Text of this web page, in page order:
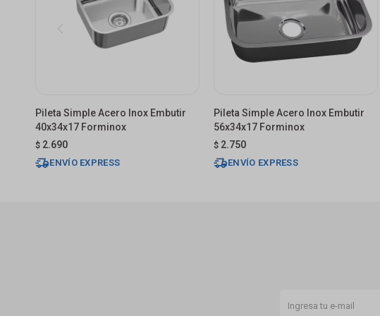
Pileta Simple Acero Inox Embutir
40x34x17 Forminox
$ 2.690
ENVÍO EXPRESS
Pileta Simple Acero Inox Embutir
56x34x17 Forminox
$ 2.750
ENVÍO EXPRESS